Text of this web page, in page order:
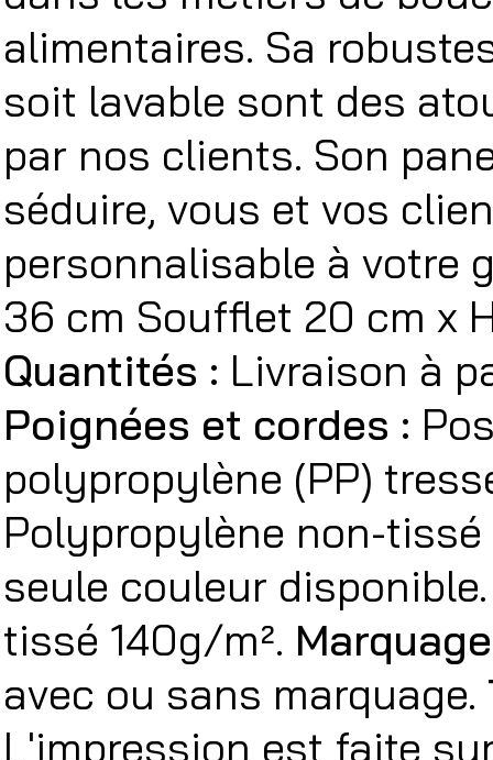
alimentaires. Sa
soit lavable sont des
par nos clients. Son
séduire, vous et vos
personnalisable à votre
36 cm Soufflet 20 cm x
Quantités : Livraison à
Poignées et cordes :
polypropylène (PP)
Polypropylène non-
seule couleur
tissé 140g/m².
avec ou sans marquage.
L'impression est faite